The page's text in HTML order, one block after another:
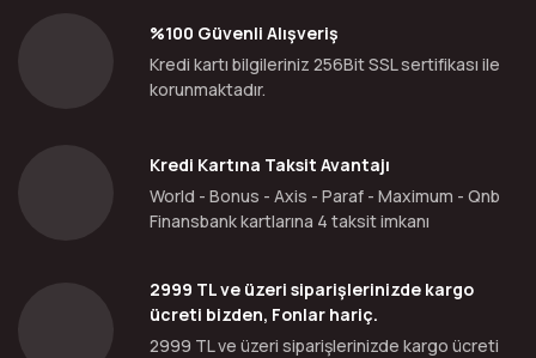
%100 Güvenli Alışveriş
Kredi kartı bilgileriniz 256Bit SSL sertifikası ile
korunmaktadır.
Kredi Kartına Taksit Avantajı
World - Bonus - Axis - Paraf - Maximum - Qnb
Finansbank kartlarına 4 taksit imkanı
2999 TL ve üzeri siparişlerinizde kargo
ücreti bizden, Fonlar hariç.
2999 TL ve üzeri siparişlerinizde kargo ücreti